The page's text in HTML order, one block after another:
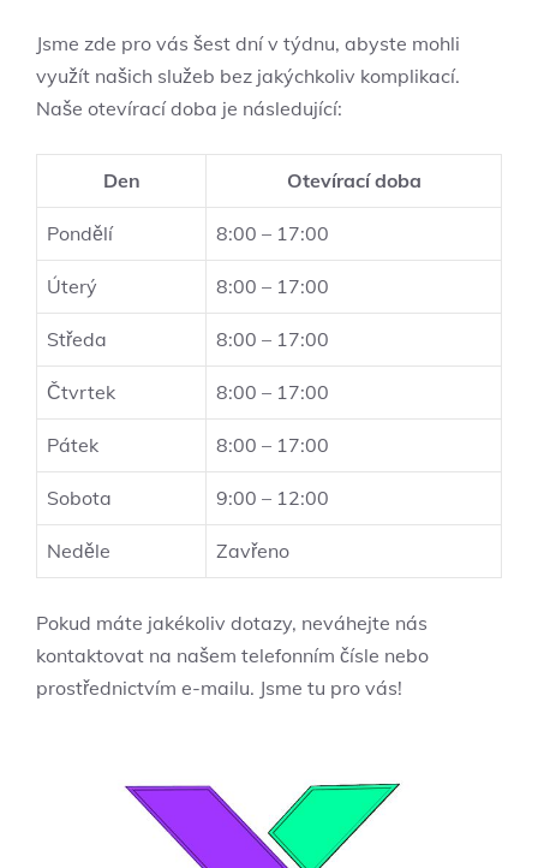
Jsme zde pro vás šest dní v týdnu, abyste mohli
využít našich služeb bez jakýchkoliv komplikací.
Naše otevírací doba je následující:
Den Otevírací doba
Pondělí 8:00 – 17:00
Úterý 8:00 – 17:00
Středa 8:00 – 17:00
Čtvrtek 8:00 – 17:00
Pátek 8:00 – 17:00
Sobota 9:00 – 12:00
Neděle Zavřeno
Pokud máte jakékoliv dotazy, neváhejte nás
kontaktovat na našem telefonním čísle nebo
prostřednictvím e-mailu. Jsme tu pro vás!